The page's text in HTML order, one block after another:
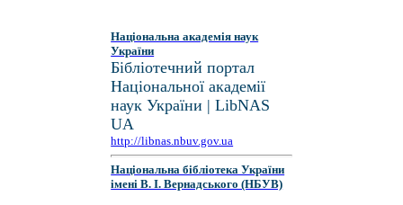
Національна академія наук
України
Бібліотечний портал
Національної академії
наук України | LibNAS
UA
http://libnas.nbuv.gov.ua
Національна бібліотека України
імені В. І. Вернадського (НБУВ)